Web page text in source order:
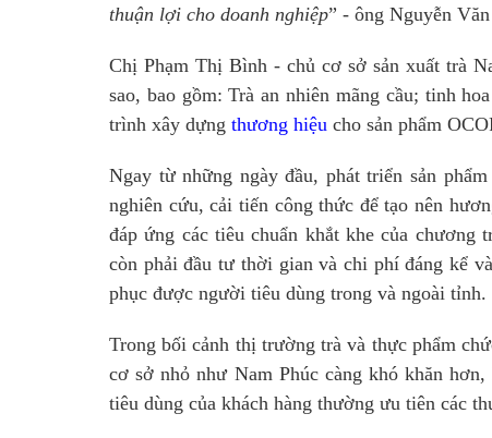
thuận lợi cho doanh nghiệp” - ông Nguyễn
Chị Phạm Thị Bình - chủ cơ sở sản xuất trà
sao, bao gồm: Trà an nhiên mãng cầu; tinh
trình xây dựng thương hiệu cho sản phẩm
Ngay từ những ngày đầu, phát triển sản
nghiên cứu, cải tiến công thức để tạo nên
đáp ứng các tiêu chuẩn khắt khe của
còn phải đầu tư thời gian và chi phí đáng kể
phục được người tiêu dùng trong và ngoài tỉnh.
Trong bối cảnh thị trường trà và thực phẩm
cơ sở nhỏ như Nam Phúc càng khó khăn
tiêu dùng của khách hàng thường ưu tiên các